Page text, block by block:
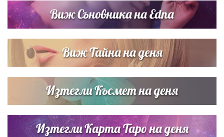
Виж Съновника на Edna
Виж Тайна на деня
Изтегли Късмет на деня
Изтегли Карта Таро на деня